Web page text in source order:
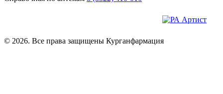
© 2026. Все права защищены Курганфармация